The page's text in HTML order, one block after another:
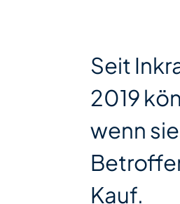
Seit
2019
wenn
Kauf.